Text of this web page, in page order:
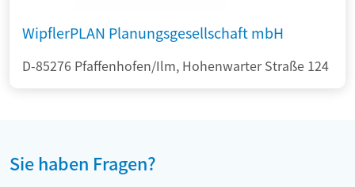
WipflerPLAN Planungsgesellschaft mbH
D-85276 Pfaffenhofen/Ilm, Hohenwarter Straße 124
Sie haben Fragen?